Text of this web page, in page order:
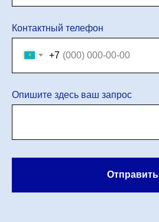
Контактный телефон
+7
Опишите здесь ваш запрос
Отправить